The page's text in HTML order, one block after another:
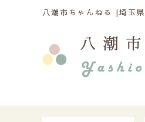
八潮市ちゃんねる |埼玉